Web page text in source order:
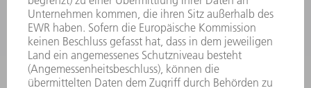
INFORMATION
Häufig gestellte Fragen
Allgemeine Geschäftsbedingungen
KONTAKT